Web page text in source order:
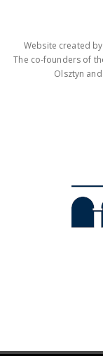
Website created
The co-founders of
Olsztyn